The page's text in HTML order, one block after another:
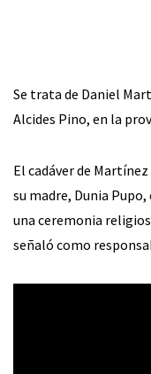
Se trata de Daniel
Alcides Pino, en la
El cadáver de
su madre, Dunia
una ceremonia
señaló como